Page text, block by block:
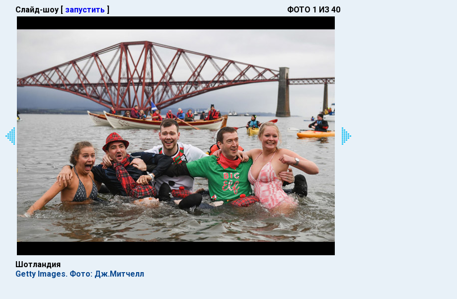
Слайд-шоу [ запустить ] ФОТО 1 ИЗ 40
Шотландия
Getty Images. Фото: Дж.Митчелл